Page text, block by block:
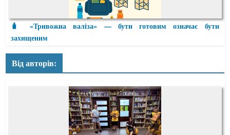
🧳 «Тривожна валіза» — бути готовим означає бути
захищеним
Від авторів: